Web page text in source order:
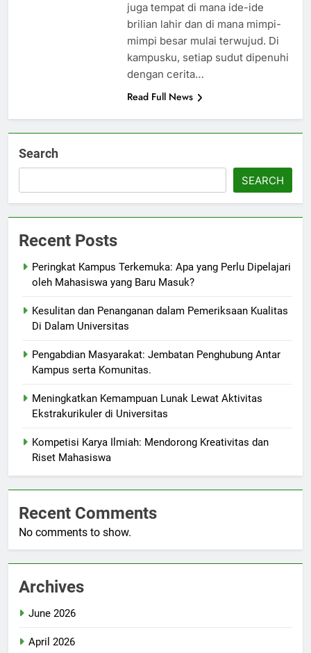
juga tempat di mana ide-ide
brilian lahir dan di mana mimpi-
mimpi besar mulai terwujud. Di
kampusku, setiap sudut dipenuhi
dengan cerita…
Read Full News
Search
SEARCH
Recent Posts
Peringkat Kampus Terkemuka: Apa yang Perlu Dipelajari
oleh Mahasiswa yang Baru Masuk?
Kesulitan dan Penanganan dalam Pemeriksaan Kualitas
Di Dalam Universitas
Pengabdian Masyarakat: Jembatan Penghubung Antar
Kampus serta Komunitas.
Meningkatkan Kemampuan Lunak Lewat Aktivitas
Ekstrakurikuler di Universitas
Kompetisi Karya Ilmiah: Mendorong Kreativitas dan
Riset Mahasiswa
Recent Comments
No comments to show.
Archives
June 2026
April 2026